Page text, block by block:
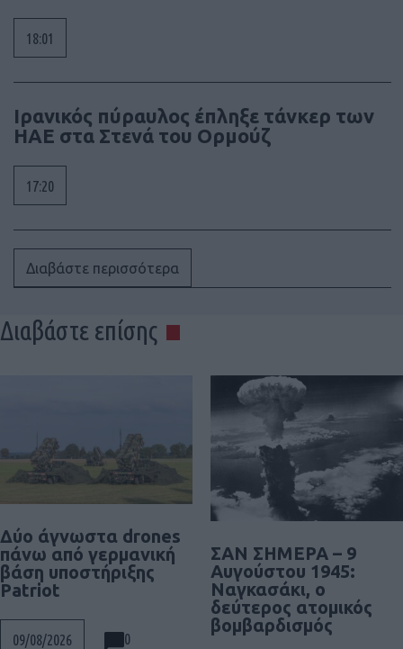
18:01
Ιρανικός πύραυλος έπληξε τάνκερ των
ΗΑΕ στα Στενά του Ορμούζ
17:20
Διαβάστε περισσότερα
Διαβάστε επίσης
Δύο άγνωστα drones
πάνω από γερμανική
βάση υποστήριξης
Patriot
09/08/2026 0
ΣΑΝ ΣΗΜΕΡΑ – 9
Αυγούστου 1945:
Ναγκασάκι, ο
δεύτερος ατομικός
βομβαρδισμός